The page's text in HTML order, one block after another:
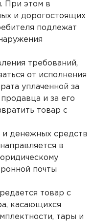
При этом в
и дорогостоящих
подлежат
требований,
от исполнения
уплаченной за
и за его
товар с
и денежных средств
в
почты
товар с
касающихся
тары и